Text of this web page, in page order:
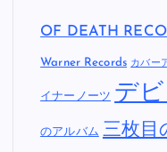
OF DEATH
Warner Records カバー
イナーノーツ デ
のアルバム 三枚目